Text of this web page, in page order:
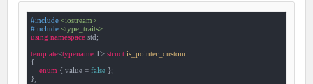
#include <iostream>
#include <type_traits>
using namespace std;
template<typename T> struct is_pointer_custom
{
enum { value = false };
};